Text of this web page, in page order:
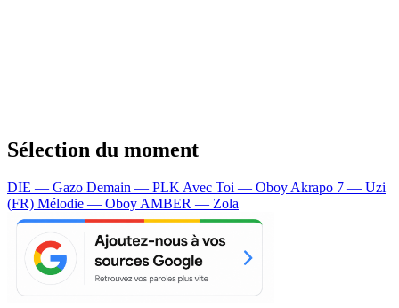
Sélection du moment
DIE — Gazo Demain — PLK Avec Toi — Oboy Akrapo 7 — Uzi
(FR) Mélodie — Oboy AMBER — Zola